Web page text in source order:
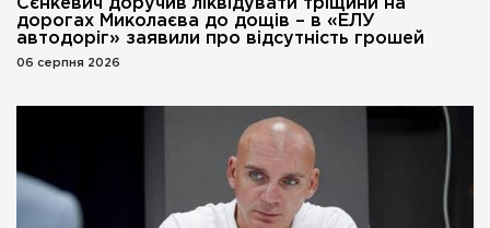
Сєнкевич доручив ліквідувати тріщини на
дорогах Миколаєва до дощів – в «ЕЛУ
автодоріг» заявили про відсутність грошей
06 серпня 2026